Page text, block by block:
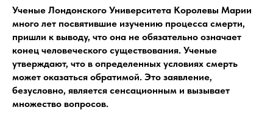
Ученые Лондонского Университета Королевы Марии
много лет посвятившие изучению процесса смерти,
пришли к выводу, что она не обязательно означает
конец человеческого существования. Ученые
утверждают, что в определенных условиях смерть
может оказаться обратимой. Это заявление,
безусловно, является сенсационным и вызывает
множество вопросов.